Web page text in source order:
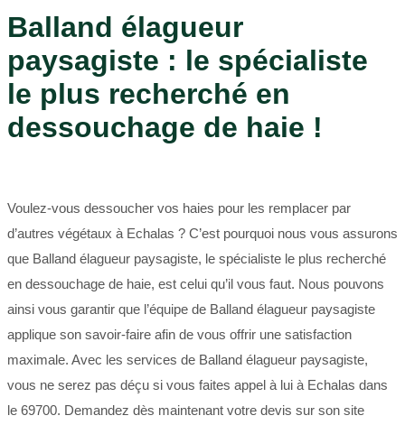
Balland élagueur
paysagiste : le spécialiste
le plus recherché en
dessouchage de haie !
Voulez-vous dessoucher vos haies pour les remplacer par
d’autres végétaux à Echalas ? C’est pourquoi nous vous assurons
que Balland élagueur paysagiste, le spécialiste le plus recherché
en dessouchage de haie, est celui qu’il vous faut. Nous pouvons
ainsi vous garantir que l’équipe de Balland élagueur paysagiste
applique son savoir-faire afin de vous offrir une satisfaction
maximale. Avec les services de Balland élagueur paysagiste,
vous ne serez pas déçu si vous faites appel à lui à Echalas dans
le 69700. Demandez dès maintenant votre devis sur son site